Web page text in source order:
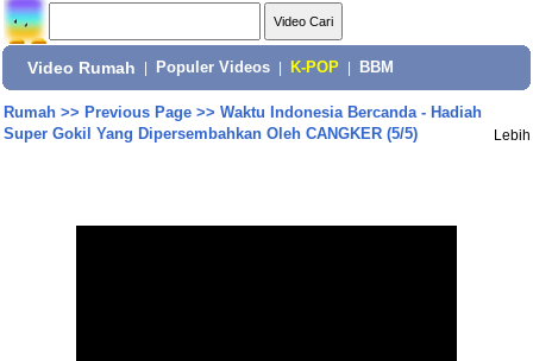
Video Rumah Populer Videos K-POP BBM
Rumah>> Previous Page>> Waktu Indonesia Bercanda - Hadiah
Super Gokil Yang Dipersembahkan Oleh CANGKER (5/5)
Lebih